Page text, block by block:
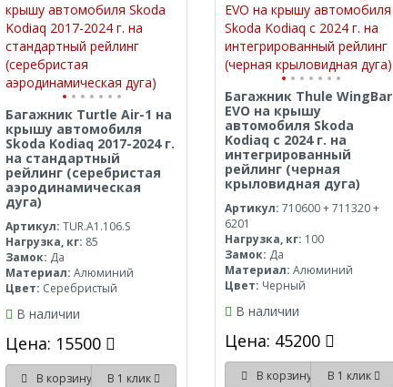
Багажник Turtle Air-1 на
крышу автомобиля
Skoda Kodiaq 2017-2024 г.
на стандартный
рейлинг (серебристая
аэродинамическая
дуга)
Артикул: TUR.A1.106.S
Нагрузка, кг: 85
Замок: Да
Материал: Алюминий
Цвет: Серебристый
В наличии
Цена: 15500
В корзину В 1 клик
Багажник Thule WingBar
EVO на крышу
автомобиля Skoda
Kodiaq с 2024 г. на
интегрированный
рейлинг (черная
крыловидная дуга)
Артикул: 710600 + 711320 +
6201
Нагрузка, кг: 100
Замок: Да
Материал: Алюминий
Цвет: Черный
В наличии
Цена: 45200
В корзину В 1 клик